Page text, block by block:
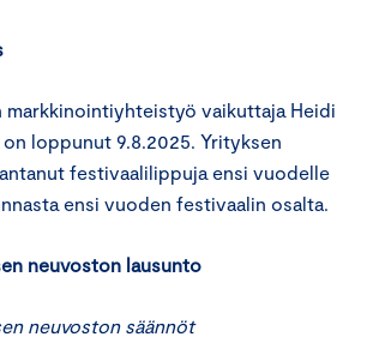
markkinointiyhteistyö vaikuttaja Heidi
on loppunut 9.8.2025. Yrityksen
festivaalilippuja ensi vuodelle
ensi vuoden festivaalin osalta.
neuvoston lausunto
neuvoston säännöt